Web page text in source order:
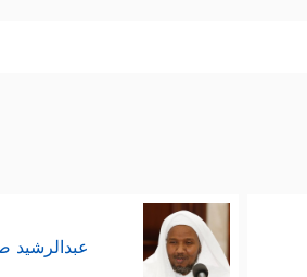
عبدالرشيد